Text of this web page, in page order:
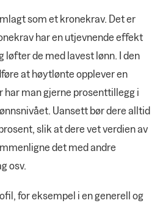
som et kronekrav. Det er
har en utjevnende effekt
løfter de med lavest lønn. I den
at høytlønte opplever en
har man gjerne prosenttillegg i
Uansett bør dere alltid
slik at dere vet verdien av
det med andre
osv.
for eksempel i en generell og